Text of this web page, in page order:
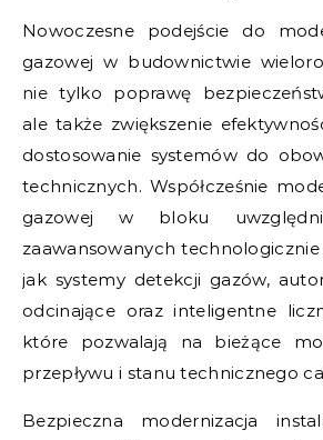
Nowoczesne podejście do
gazowej w budownictwie
nie tylko poprawę
ale także zwiększenie
dostosowanie systemów do
technicznych. Współcześnie
gazowej w bloku
zaawansowanych
jak systemy detekcji gazów,
odcinające oraz inteligentne
które pozwalają na bieżące
przepływu i stanu technicznego
Bezpieczna modernizacja